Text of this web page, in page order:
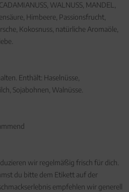
WALNUSS, MANDEL,
Himbeere, Passionsfrucht,
Kokosnuss, natürliche Aromaöle,
Enthält: Haselnüsse,
Sojabohnen, Walnüsse.
wir regelmäßig frisch für dich.
du bitte dem Etikett auf der
empfehlen wir generell